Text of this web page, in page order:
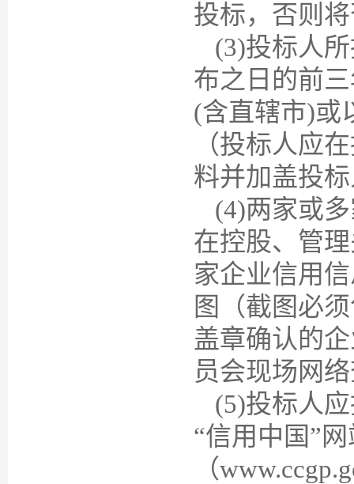
投标，否则
(3)投标人
布之日的前
(含直辖市)或
（投标人应
料并加盖投
(4)两家或
在控股、管
家企业信用
图（截图必
盖章确认的
员会现场网
(5)投标人
“信用中国”
（